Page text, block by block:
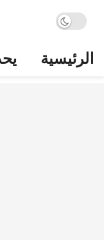
الرئيسية